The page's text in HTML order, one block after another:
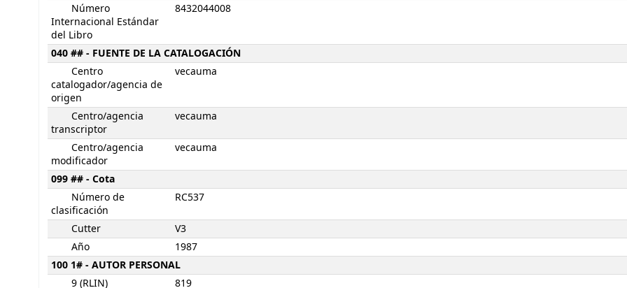
Número
Internacional Estándar
del Libro
8432044008
040 ## - FUENTE DE LA CATALOGACIÓN
Centro
catalogador/agencia de
origen
vecauma
Centro/agencia
transcriptor
vecauma
Centro/agencia
modificador
vecauma
099 ## - Cota
Número de
clasificación
RC537
Cutter
V3
Año
1987
100 1# - AUTOR PERSONAL
9 (RLIN)
819